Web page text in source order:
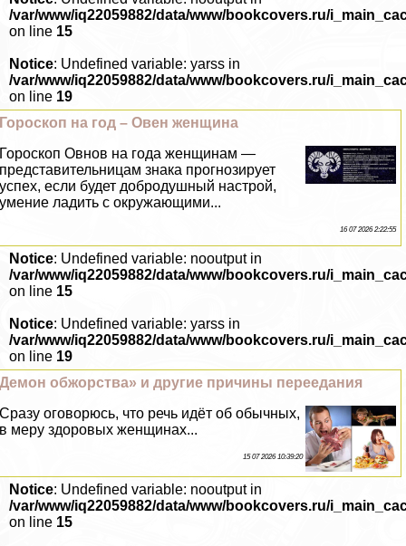
/var/www/iq22059882/data/www/bookcovers.ru/
on line 15
Notice: Undefined variable: yarss in
/var/www/iq22059882/data/www/bookcovers.ru/
on line 19
Гороскоп на год – Овен женщина
Гороскоп Овнов на года женщинам —
представительницам знака прогнозирует
успех, если будет добродушный настрой,
умение ладить с окружающими...
16 07 2026 2:22:55
Notice: Undefined variable: nooutput in
/var/www/iq22059882/data/www/bookcovers.ru/
on line 15
Notice: Undefined variable: yarss in
/var/www/iq22059882/data/www/bookcovers.ru/
on line 19
Демон обжорства» и другие причины переедания
Сразу оговорюсь, что речь идёт об обычных,
в меру здоровых женщинах...
15 07 2026 10:39:20
Notice: Undefined variable: nooutput in
/var/www/iq22059882/data/www/bookcovers.ru/
on line 15